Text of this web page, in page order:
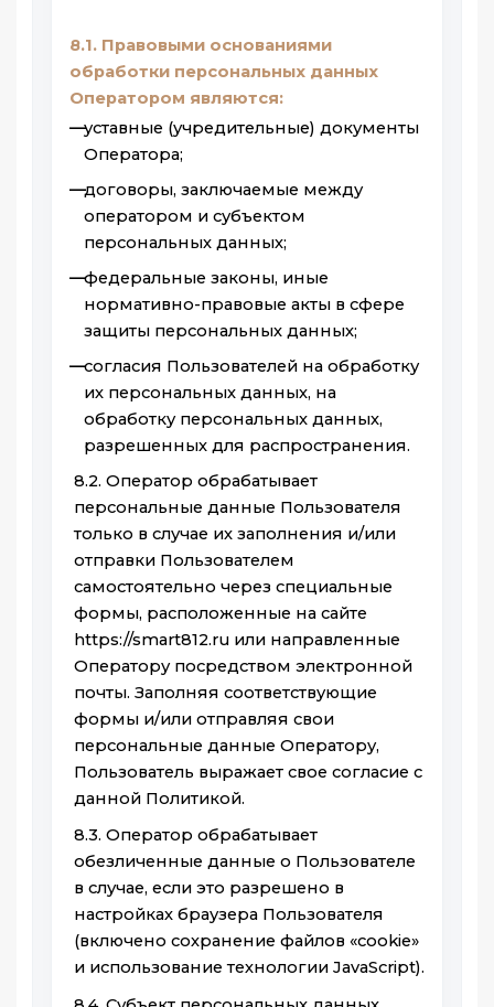
8.1. Правовыми основаниями
обработки персональных данных
Оператором являются:
уставные (учредительные) документы
Оператора;
договоры, заключаемые между
оператором и субъектом
персональных данных;
федеральные законы, иные
нормативно-правовые акты в сфере
защиты персональных данных;
согласия Пользователей на обработку
их персональных данных, на
обработку персональных данных,
разрешенных для распространения.
8.2. Оператор обрабатывает
персональные данные Пользователя
только в случае их заполнения и/или
отправки Пользователем
самостоятельно через специальные
формы, расположенные на сайте
https://smart812.ru или направленные
Оператору посредством электронной
почты. Заполняя соответствующие
формы и/или отправляя свои
персональные данные Оператору,
Пользователь выражает свое согласие с
данной Политикой.
8.3. Оператор обрабатывает
обезличенные данные о Пользователе
в случае, если это разрешено в
настройках браузера Пользователя
(включено сохранение файлов «cookie»
и использование технологии JavaScript).